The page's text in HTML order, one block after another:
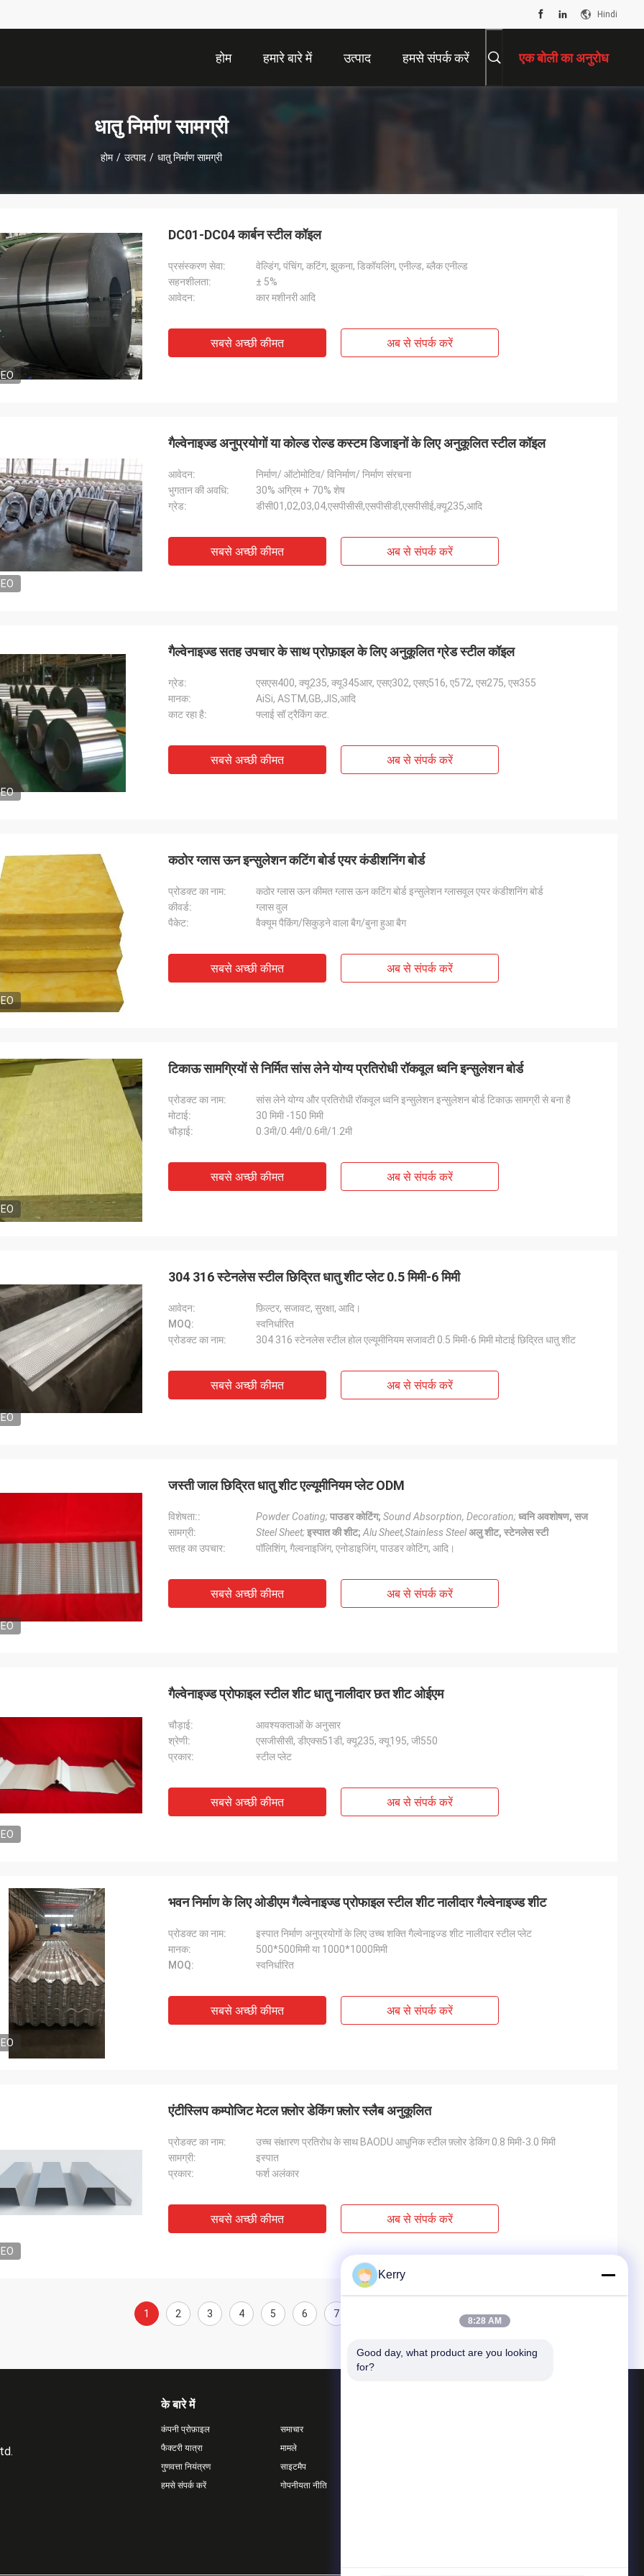
Hindi
होम हमारे बारे में उत्पाद हमसे संपर्क करें एक बोली का अनुरोध
धातु निर्माण सामग्री
होम / उत्पाद / धातु निर्माण सामग्री
DC01-DC04 कार्बन स्टील कॉइल
प्रसंस्करण सेवा:
वेल्डिंग, पंचिंग, कटिंग, झुकना, डिकॉयलिंग, एनील्ड, ब्लैक एनील्ड
सहनशीलता:
± 5%
आवेदन:
कार मशीनरी आदि
सबसे अच्छी कीमत अब से संपर्क करें
गैल्वेनाइज्ड अनुप्रयोगों या कोल्ड रोल्ड कस्टम डिजाइनों के लिए अनुकूलित स्टील कॉइल
आवेदन:
निर्माण/ ऑटोमोटिव/ विनिर्माण/ निर्माण संरचना
भुगतान की अवधि:
30% अग्रिम + 70% शेष
ग्रेड:
डीसी01,02,03,04,एसपीसीसी,एसपीसीडी,एसपीसीई,क्यू235,आदि
सबसे अच्छी कीमत अब से संपर्क करें
गैल्वेनाइज्ड सतह उपचार के साथ प्रोफ़ाइल के लिए अनुकूलित ग्रेड स्टील कॉइल
ग्रेड:
एसएस400, क्यू235, क्यू345आर, एसए302, एसए516, ए572, एस275, एस355
मानक:
AiSi, ASTM,GB,JIS,आदि
काट रहा है:
फ्लाई सॉ ट्रैकिंग कट.
सबसे अच्छी कीमत अब से संपर्क करें
कठोर ग्लास ऊन इन्सुलेशन कटिंग बोर्ड एयर कंडीशनिंग बोर्ड
प्रोडक्ट का नाम:
कठोर ग्लास ऊन कीमत ग्लास ऊन कटिंग बोर्ड इन्सुलेशन ग्लासवूल एयर कंडीशनिंग बोर्ड
कीवर्ड:
ग्लास वुल
पैकेट:
वैक्यूम पैकिंग/सिकुड़ने वाला बैग/बुना हुआ बैग
सबसे अच्छी कीमत अब से संपर्क करें
टिकाऊ सामग्रियों से निर्मित सांस लेने योग्य प्रतिरोधी रॉकवूल ध्वनि इन्सुलेशन बोर्ड
प्रोडक्ट का नाम:
सांस लेने योग्य और प्रतिरोधी रॉकवूल ध्वनि इन्सुलेशन इन्सुलेशन बोर्ड टिकाऊ सामग्री से बना है
मोटाई:
30 मिमी -150 मिमी
चौड़ाई:
0.3मी/0.4मी/0.6मी/1.2मी
सबसे अच्छी कीमत अब से संपर्क करें
304 316 स्टेनलेस स्टील छिद्रित धातु शीट प्लेट 0.5 मिमी-6 मिमी
आवेदन:
फ़िल्टर, सजावट, सुरक्षा, आदि।
MOQ:
स्वनिर्धारित
प्रोडक्ट का नाम:
304 316 स्टेनलेस स्टील होल एल्यूमीनियम सजावटी 0.5 मिमी-6 मिमी मोटाई छिद्रित धातु शीट
सबसे अच्छी कीमत अब से संपर्क करें
जस्ती जाल छिद्रित धातु शीट एल्यूमीनियम प्लेट ODM
विशेषता:: Powder Coating;पाउडर कोटिंग; Sound Absorption, Decoration;ध्वनि अवशोषण, सज
सामग्री:
Steel Sheet;इस्पात की शीट; Alu Sheet,Stainless Steelअलु शीट, स्टेनलेस स्टी
सतह का उपचार:
पॉलिशिंग, गैल्वनाइजिंग, एनोडाइजिंग, पाउडर कोटिंग, आदि।
सबसे अच्छी कीमत अब से संपर्क करें
गैल्वेनाइज्ड प्रोफाइल स्टील शीट धातु नालीदार छत शीट ओईएम
चौड़ाई:
आवश्यकताओं के अनुसार
श्रेणी:
एसजीसीसी, डीएक्स51डी, क्यू235, क्यू195, जी550
प्रकार:
स्टील प्लेट
सबसे अच्छी कीमत अब से संपर्क करें
भवन निर्माण के लिए ओडीएम गैल्वेनाइज्ड प्रोफाइल स्टील शीट नालीदार गैल्वेनाइज्ड शीट
प्रोडक्ट का नाम:
इस्पात निर्माण अनुप्रयोगों के लिए उच्च शक्ति गैल्वेनाइज्ड शीट नालीदार स्टील प्लेट
मानक:
500*500मिमी या 1000*1000मिमी
MOQ:
स्वनिर्धारित
सबसे अच्छी कीमत अब से संपर्क करें
एंटीस्लिप कम्पोजिट मेटल फ़्लोर डेकिंग फ़्लोर स्लैब अनुकूलित
प्रोडक्ट का नाम:
उच्च संक्षारण प्रतिरोध के साथ BAODU आधुनिक स्टील फ़्लोर डेकिंग 0.8 मिमी-3.0 मिमी
सामग्री:
इस्पात
प्रकार:
फर्श अलंकार
सबसे अच्छी कीमत अब से संपर्क करें
1 2 3 4 5 6 7
के बारे में
कंपनी प्रोफ़ाइल
फैक्टरी यात्रा
गुणवत्ता नियंत्रण
हमसे संपर्क करें
समाचार
मामले
साइटमैप
गोपनीयता नीति
Kerry
8:28 AM
Good day, what product are you looking
for?